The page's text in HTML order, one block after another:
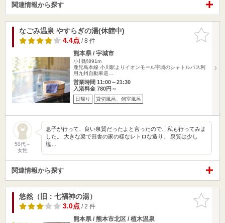
関連情報から探す
お気に入
りに追加
なごみ温泉 やすらぎの湯(休館中)
4.4点/ 8 件
熊本県 / 宇城市
小川駅891m
鹿児島本線 小川駅よりイオンモール宇城のシャトルバス利
用九州自動車道…
営業時間 11:00～21:30
入浴料金 780円～
日帰り 貸切風呂、個室風呂
50代～
女性
息子が行って、良い泉質だったよと言ったので、私も行ってみま
した。 大きな梁で田舎の家の様なレトロな造り。 泉質は少し
塩…
関連情報から探す
お気に入
りに追加
悠然（旧：七福神の湯）
3.0点/ 2 件
熊本県 / 熊本市北区 / 植木温泉